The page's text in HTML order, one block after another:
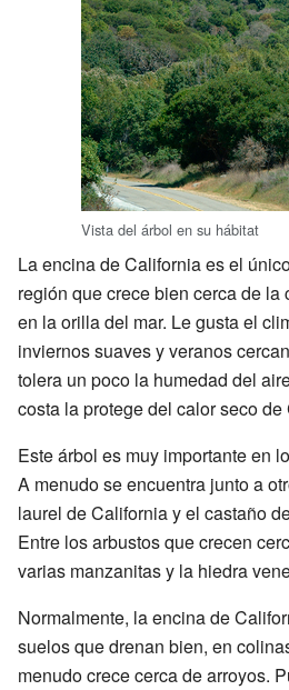
Vista del árbol en su hábitat
La encina de California es el
región que crece bien cerca de la
en la orilla del mar. Le gusta el
inviernos suaves y veranos
tolera un poco la humedad del
costa la protege del calor seco de
Este árbol es muy importante en
A menudo se encuentra junto a
laurel de California y el castaño
Entre los arbustos que crecen
varias manzanitas y la hiedra
Normalmente, la encina de
suelos que drenan bien, en
menudo crece cerca de arroyos.